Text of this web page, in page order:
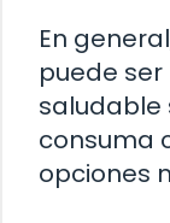
En
puede
saludable
consuma
opciones